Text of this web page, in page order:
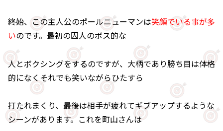
終始、この主人公のポールニューマンは笑顔でいる事が多
いのです。最初の囚人のボス的な
人とボクシングをするのですが、大柄であり勝ち目は体格
的になくそれでも笑いながらひたすら
打たれまくり、最後は相手が疲れてギブアップするような
シーンがあります。これを町山さんは